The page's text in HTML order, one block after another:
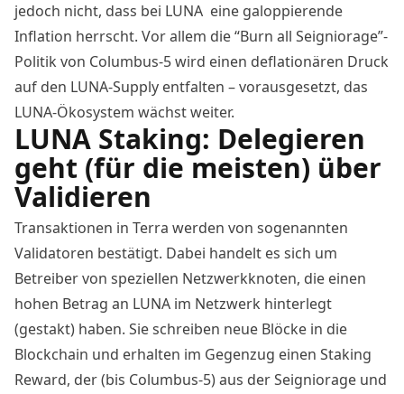
jedoch nicht, dass bei LUNA eine galoppierende
Inflation herrscht. Vor allem die “Burn all Seigniorage”-
Politik von Columbus-5 wird einen deflationären Druck
auf den LUNA-Supply entfalten – vorausgesetzt, das
LUNA-Ökosystem wächst weiter.
LUNA Staking: Delegieren
geht (für die meisten) über
Validieren
Transaktionen in Terra werden von sogenannten
Validatoren bestätigt. Dabei handelt es sich um
Betreiber von speziellen Netzwerkknoten, die einen
hohen Betrag an LUNA im Netzwerk hinterlegt
(gestakt) haben. Sie schreiben neue Blöcke in die
Blockchain und erhalten im Gegenzug einen Staking
Reward, der (bis Columbus-5) aus der Seigniorage und